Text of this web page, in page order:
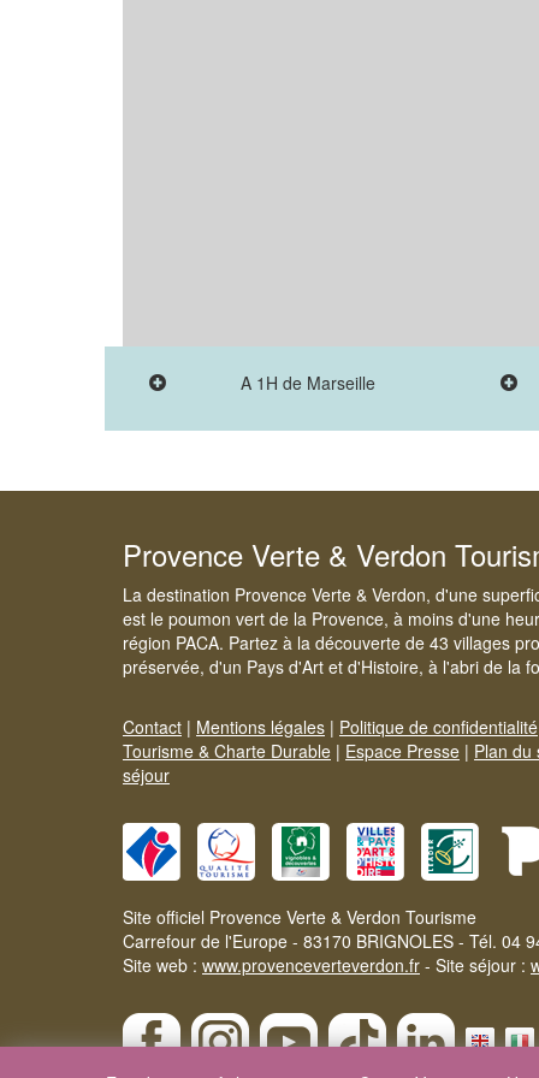
A 1H de Marseille
Provence Verte & Verdon
La destination Provence Verte & Verdon, d'une
est le poumon vert de la Provence, à moins d'une
région PACA. Partez à la découverte de 43 villages
préservée, d'un Pays d'Art et d'Histoire, à l'abri de la
Contact | Mentions légales | Politique de confidentialité
Tourisme & Charte Durable | Espace Presse | Plan du
séjour
Site officiel Provence Verte & Verdon Tourisme
Carrefour de l'Europe - 83170 BRIGNOLES - Tél. 04
Site web : www.provenceverteverdon.fr - Site séjour :